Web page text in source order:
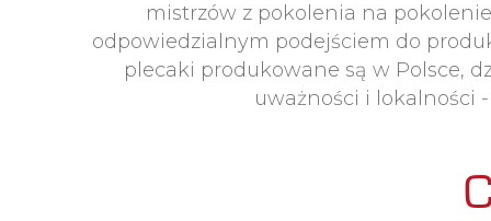
mistrzów z pokolenia na
odpowiedzialnym podejściem do
plecaki produkowane są w Polsce,
uważności i lokalności